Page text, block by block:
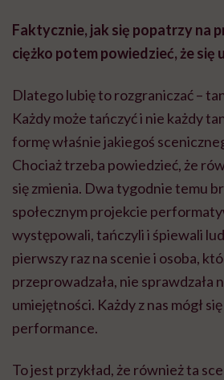
Faktycznie, jak się popatrzy na
ciężko potem powiedzieć, że się
Dlatego lubię to rozgraniczać –
Każdy może tańczyć i nie każdy
formę właśnie jakiegoś
Chociaż trzeba powiedzieć, że
się zmienia. Dwa tygodnie temu
społecznym projekcie
występowali, tańczyli i śpiewali
pierwszy raz na scenie i osoba,
przeprowadzała, nie sprawdzała
umiejętności. Każdy z nas mógł
performance.
To jest przykład, że również ta